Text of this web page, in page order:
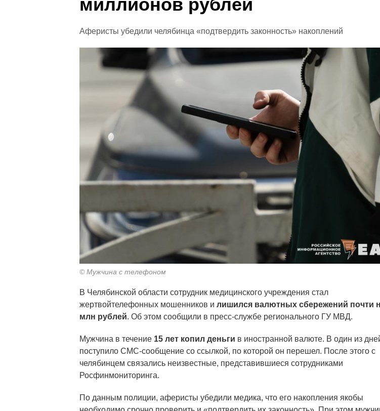
миллионов рублей
Аферисты убедили челябинца «подтвердить законность» накоплений
© Мужчина с телефоном
В Челябинской области сотрудник медицинского учреждения стал
жертвойтелефонных мошенников и лишился валютных сбережений почти
млн рублей. Об этом сообщили в пресс-службе регионального ГУ МВД.
Мужчина в течение 15 лет копил деньги в иностранной валюте. В один из
поступило СМС-сообщение со ссылкой, по которой он перешел. После этого с
челябинцем связались неизвестные, представившиеся сотрудниками
Росфинмониторинга.
По данным полиции, аферисты убедили медика, что его накопления якобы